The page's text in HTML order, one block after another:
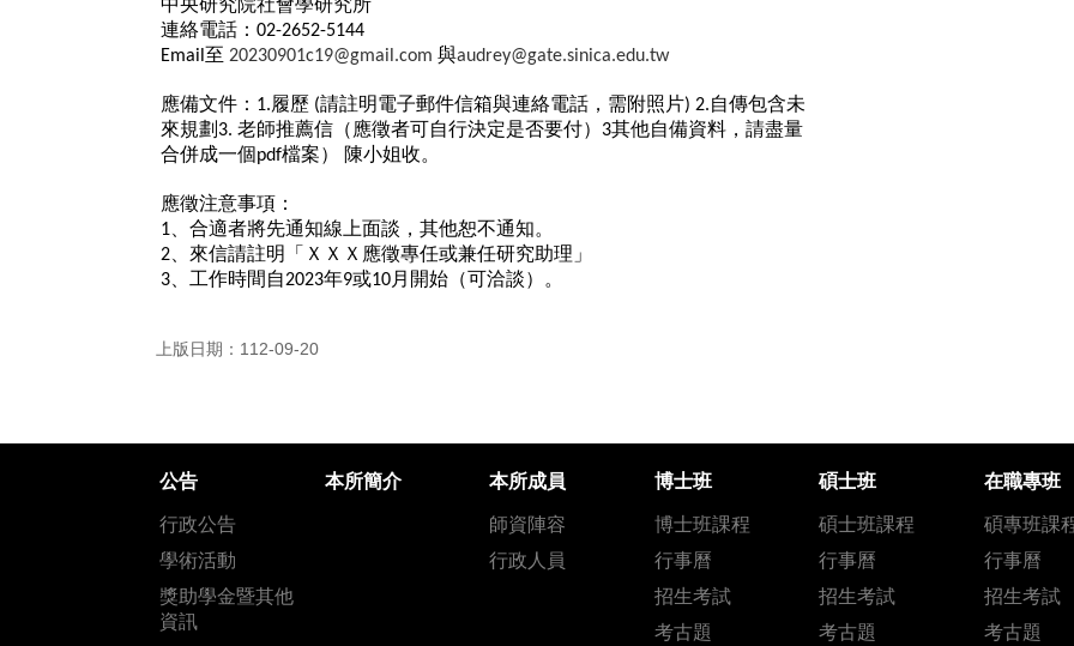
連絡電話： 02-2652-5144
Email 至 20230901c19@gmail.com 與audrey@gate.sinica.edu.tw
應備文件： 1.履歷 (請註明電子郵件信箱與連絡電話，需附照片) 2.自傳包含未
來規劃 3. 老師推薦信（應徵者可自行決定是否要付） 3其他自備資料，請盡量
合併成一個pdf檔案） 陳小姐收。
應徵注意事項：
1 、合適者將先通知線上面談，其他恕不通知。
2 、來信請註明「ＸＸＸ應徵專任或兼任研究助理」
3 、工作時間自2023年9或10月開始（可洽談）。
上版日期：112-09-20
公告
行政公告
學術活動
獎助學金暨其他
資訊
本所簡介 本所成員
師資陣容
行政人員
博士班
博士班課程
行事曆
招生考試
考古題
碩士班
碩士班課程
行事曆
招生考試
考古題
在職專班
碩專班課
行事曆
招生考試
考古題